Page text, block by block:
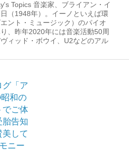
Topics 音楽家、ブライアン・イ
（1948年）。イーノといえば環
ント・ミュージック）のパイオ
、昨年2020年には音楽活動50周
ィッド・ボウイ、U2などのアル
グ「ア
和の
でご体
告知
して
ニー